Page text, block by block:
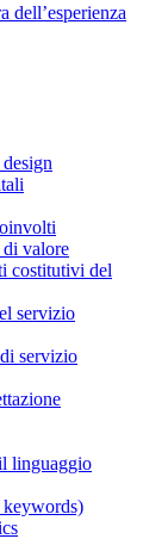
dell’esperienza
di valore
costitutivi del
servizio
servizio
linguaggio
keywords)